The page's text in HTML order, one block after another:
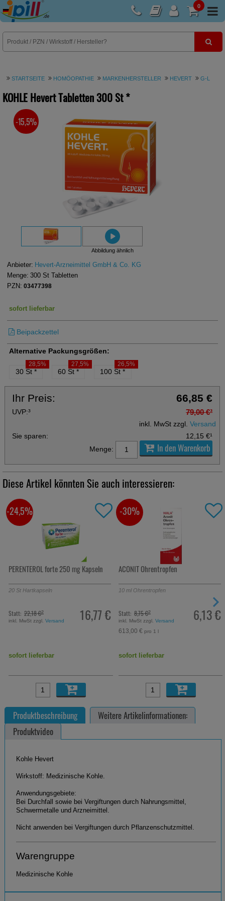
0
E-Rezept
STARTSEITE HOMÖOPATHIE MARKENHERSTELLER HEVERT G-L
KOHLE Hevert Tabletten300 St*
Abbildung ähnlich
SIE SPAREN
-15,5%
Anbieter: Hevert-Arzneimittel GmbH & Co. KG
Menge: 300 St Tabletten
PZN: 03477398
sofort lieferbar
Beipackzettel
Alternative Packungsgrößen:
30 St *
28,5%
60 St *
27,5%
100 St*
26,5%
Ihr Preis: 66,85 €
UVP:³ 79,00 €³
inkl. MwSt zzgl.Versand
Sie sparen:
12,15 €¹
Menge:
In den Warenkorb
Diese Artikel könnten Sie auch interessieren:
forte 250 mg Kapseln
16,77 €
€²
zzgl.Versand
ACONIT Ohrentropfen
Ohrentropfen
6,13 €
Statt: 8,75 €
inkl. MwSt zzgl.Versand
pro 1 l
-30%
sofort lieferbar
UVP: 13,95
inkl. MwSt
-27,5%
Produktbeschreibung
Weitere Artikelinformationen:
Produktvideo
Kohle Hevert
Wirkstoff: Medizinische Kohle.
Anwendungsgebiete:
Bei Durchfall sowie bei Vergiftungen durch Nahrungsmittel,
Schwermetalle und Arzneimittel.
Nicht anwenden bei Vergiftungen durch Pflanzenschutzmittel.
Warengruppe
Medizinische Kohle